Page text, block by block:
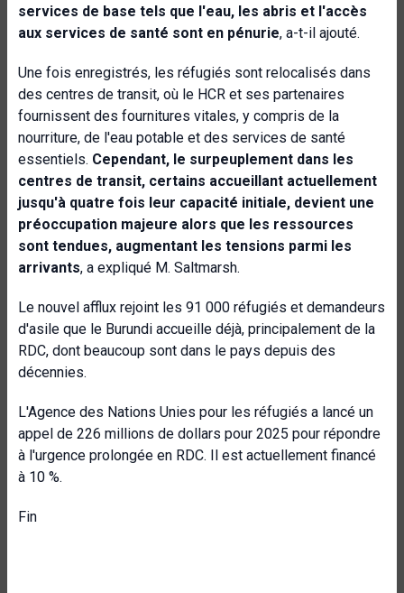
services de base tels que l'eau, les abris et l'accès
aux services de santé sont en pénurie, a-t-il ajouté.
Une fois enregistrés, les réfugiés sont relocalisés dans
des centres de transit, où le HCR et ses partenaires
fournissent des fournitures vitales, y compris de la
nourriture, de l'eau potable et des services de santé
essentiels. Cependant, le surpeuplement dans les
centres de transit, certains accueillant actuellement
jusqu'à quatre fois leur capacité initiale, devient une
préoccupation majeure alors que les ressources
sont tendues, augmentant les tensions parmi les
arrivants, a expliqué M. Saltmarsh.
Le nouvel afflux rejoint les 91 000 réfugiés et demandeurs
d'asile que le Burundi accueille déjà, principalement de la
RDC, dont beaucoup sont dans le pays depuis des
décennies.
L'Agence des Nations Unies pour les réfugiés a lancé un
appel de 226 millions de dollars pour 2025 pour répondre
à l'urgence prolongée en RDC. Il est actuellement financé
à 10 %.
Fin